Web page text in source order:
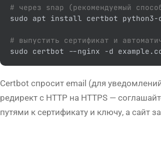
# через snap (рекомендуемый
sudo apt install certbot python3-
# выпустить сертификат и
sudo certbot --nginx -d
Certbot спросит email (для
редирект с HTTP на HTTPS —
путями к сертификату и ключу, а сайт